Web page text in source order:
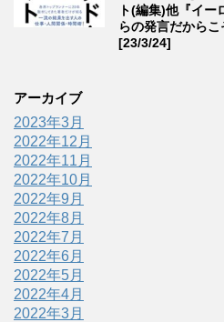
ト(編集)他『イ
らの発言だから
[23/3/24]
アーカイブ
2023年3月
2022年12月
2022年11月
2022年10月
2022年9月
2022年8月
2022年7月
2022年6月
2022年5月
2022年4月
2022年3月